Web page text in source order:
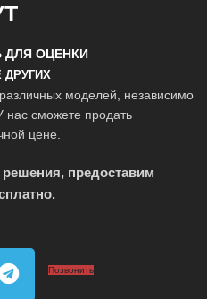
ДЛЯ ОЦЕНКИ
моделей, независимо
нас сможете продать
цене.
предоставим
Позвонить